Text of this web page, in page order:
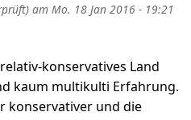
am Mo. 18 Jan 2016 - 19:21
konservatives Land
kaum multikulti Erfahrung.
konservativer und die